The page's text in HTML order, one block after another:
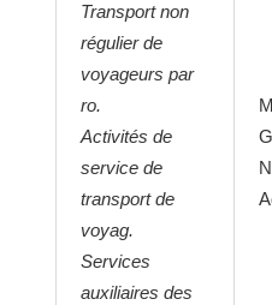
Transport non
régulier de
voyageurs par
ro.
Activités de
service de
transport de
voyag.
Services
auxiliaires des